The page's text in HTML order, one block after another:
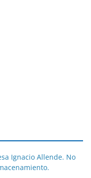
Ignacio Allende. No